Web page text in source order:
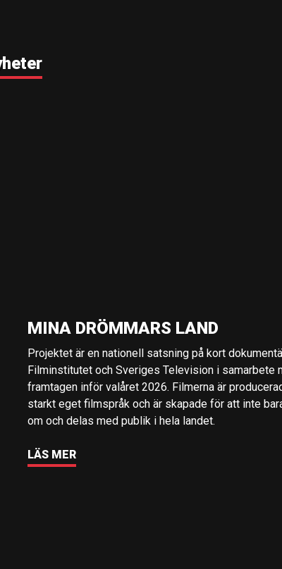
MINA DRÖMMARS LAND
Projektet är en nationell satsning på kort
Filminstitutet och Sveriges Television i samarbete
framtagen inför valåret 2026. Filmerna är
starkt eget filmspråk och är skapade för att inte
om och delas med publik i hela landet.
LÄS MER